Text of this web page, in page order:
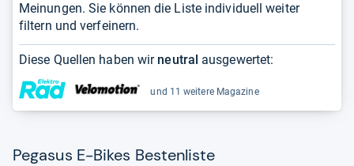
den
Meinungen. Sie können die Liste individuell weiter
filtern und verfeinern.
Diese Quellen haben wir neutral ausgewertet:
und 11 weitere Magazine
Pegasus E-Bikes Bestenliste